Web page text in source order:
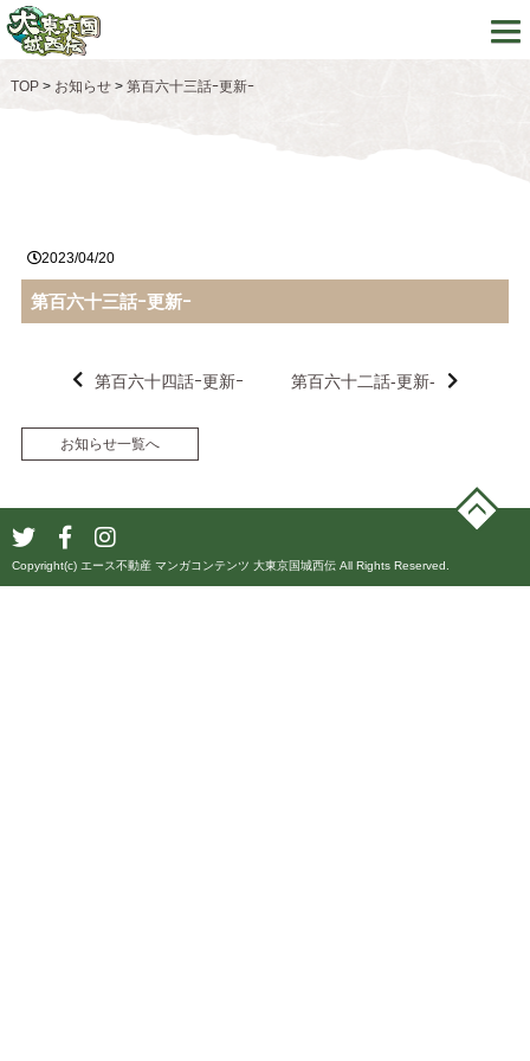
TOP> お知らせ> 第百六十三話ｰ更新ｰ
2023/04/20
第百六十三話ｰ更新ｰ
第百六十四話ｰ更新ｰ 第百六十二話-更新-
お知らせ一覧へ
Copyright(c) エース不動産 マンガコンテンツ 大東京国城西伝 All Rights Reserved.